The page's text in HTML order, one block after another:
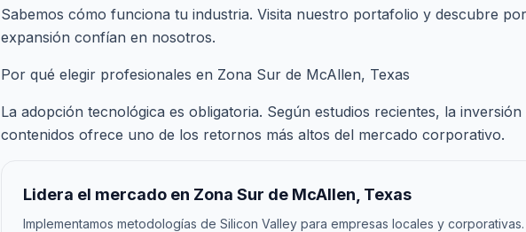
Sabemos cómo funciona tu industria. Visita nuestro portafolio y descubre
expansión confían en nosotros.
Por qué elegir profesionales en Zona Sur de McAllen, Texas
La adopción tecnológica es obligatoria. Según estudios recientes, la
contenidos ofrece uno de los retornos más altos del mercado corporativo.
Lidera el mercado en Zona Sur de McAllen, Texas
Implementamos metodologías de Silicon Valley para empresas locales y